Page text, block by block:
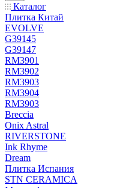
Каталог
Плитка Китай
EVOLVE
G39145
G39147
RM3901
RM3902
RM3903
RM3904
RM3903
Breccia
Onix Astral
RIVERSTONE
Ink Rhyme
Dream
Плитка Испания
STN CERAMICA